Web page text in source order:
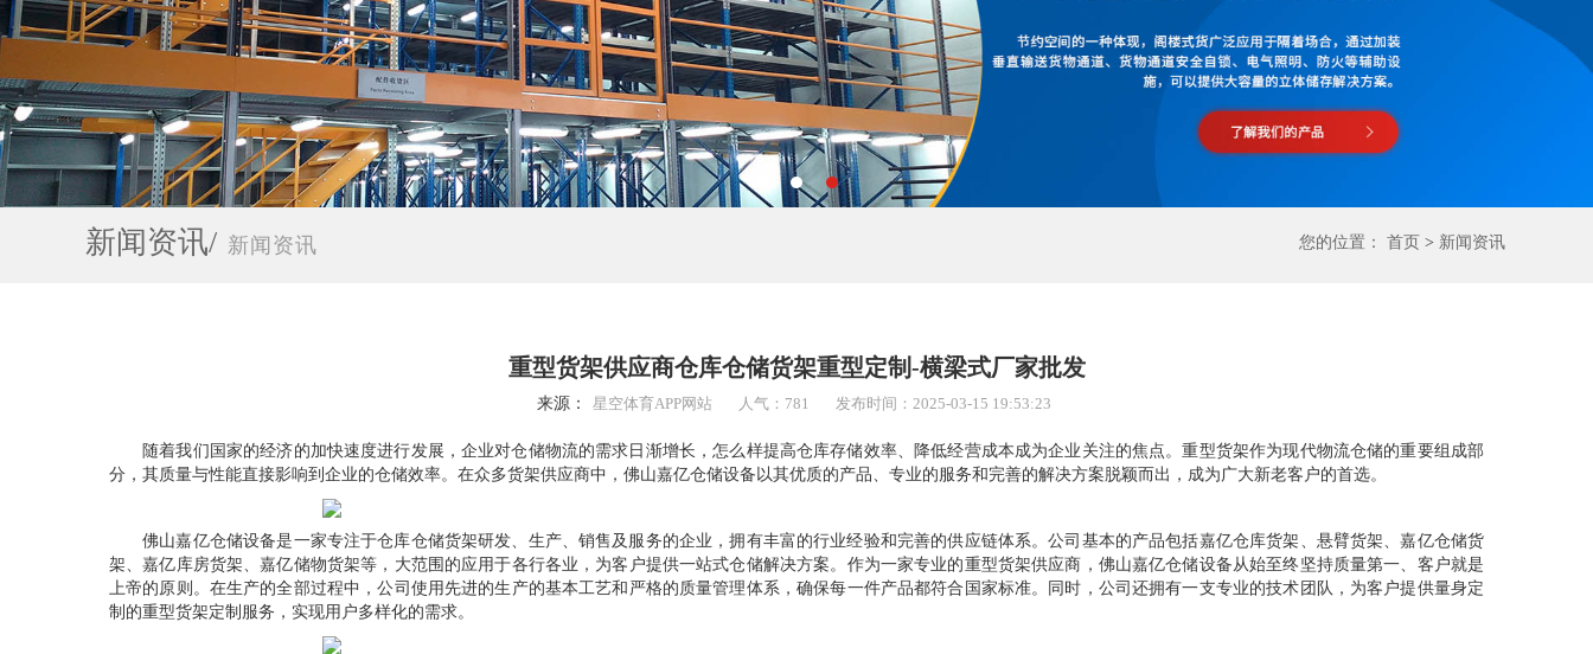
新闻资讯/ 新闻资讯 您的位置： 首页 > 新闻资讯
重型货架供应商仓库仓储货架重型定制-横梁式厂家批发
来源： 星空体育APP网站 人气：781 发布时间：2025-03-15 19:53:23
随着我们国家的经济的加快速度进行发展，企业对仓储物流的需求日渐增长，怎么样提高仓库存储效率、降低经营成本成为企业关注的焦点。重型货架作为现代物流仓储的重要组成部
分，其质量与性能直接影响到企业的仓储效率。在众多货架供应商中，佛山嘉亿仓储设备以其优质的产品、专业的服务和完善的解决方案脱颖而出，成为广大新老客户的首选。
佛山嘉亿仓储设备是一家专注于仓库仓储货架研发、生产、销售及服务的企业，拥有丰富的行业经验和完善的供应链体系。公司基本的产品包括嘉亿仓库货架、悬臂货架、嘉亿仓储货
架、嘉亿库房货架、嘉亿储物货架等，大范围的应用于各行各业，为客户提供一站式仓储解决方案。作为一家专业的重型货架供应商，佛山嘉亿仓储设备从始至终坚持质量第一、客户就是
上帝的原则。在生产的全部过程中，公司使用先进的生产的基本工艺和严格的质量管理体系，确保每一件产品都符合国家标准。同时，公司还拥有一支专业的技术团队，为客户提供量身定
制的重型货架定制服务，实现用户多样化的需求。